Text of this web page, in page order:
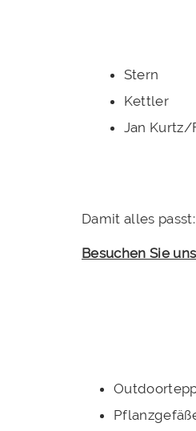
Stern
Kettler
Jan Kurtz/
Damit alles
Besuchen Sie